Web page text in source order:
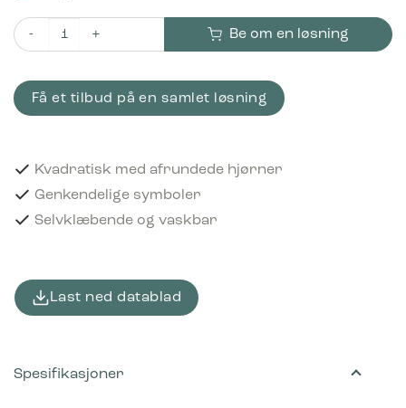
Piktogram Soft plastics 12x12 cm Selvklæbende Sort antall
Be om en løsning
Få et tilbud på en samlet løsning
Kvadratisk med afrundede hjørner
Genkendelige symboler
Selvklæbende og vaskbar
Last ned datablad
Spesifikasjoner